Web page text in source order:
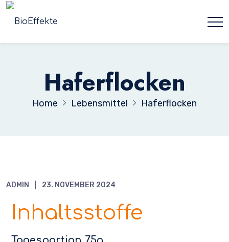
Haferflocken
Home Lebensmittel Haferflocken
ADMIN 23. NOVEMBER 2024
Inhaltsstoffe